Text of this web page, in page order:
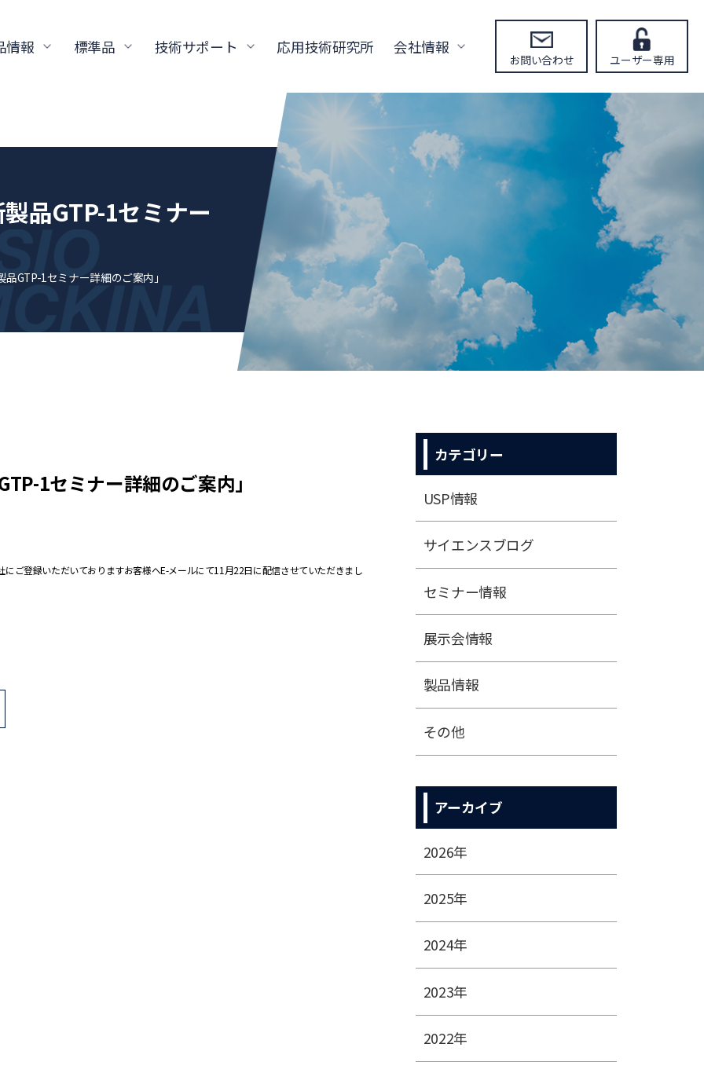
情報 標準品 技術サポート 応用技術研究所 会社情報
お問い合わせ ユーザー専用
品GTP-1セミナー
GTP-1セミナー詳細のご案内」
1セミナー詳細のご案内」
にご登録いただいておりますお客様へE-メールにて11月22日に配信させていただきまし
カテゴリー
USP情報
サイエンスブログ
セミナー情報
展⽰会情報
製品情報
その他
アーカイブ
2026年
2025年
2024年
2023年
2022年